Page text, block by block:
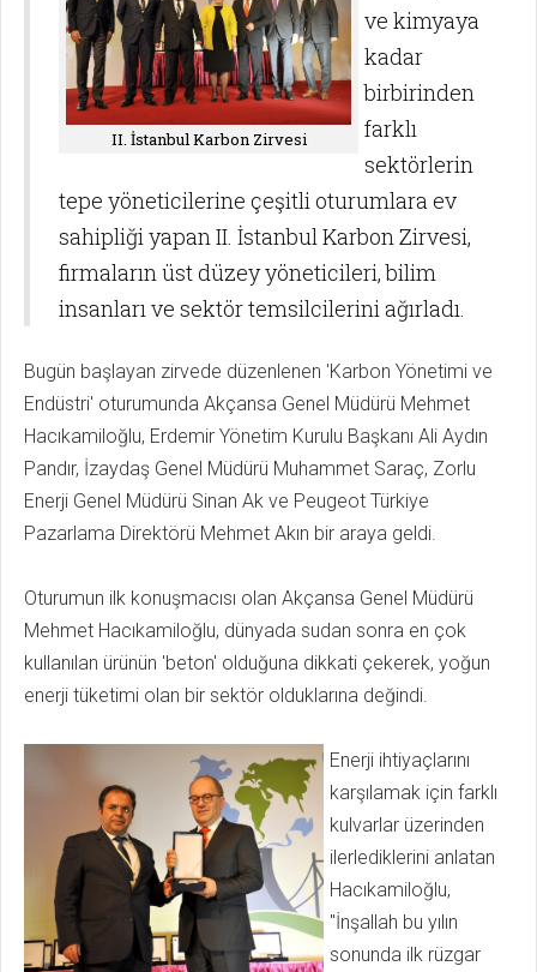
II. İstanbul Karbon Zirvesi
ve kimyaya
kadar
birbirinden
farklı
sektörlerin
tepe yöneticilerine çeşitli oturumlara ev
sahipliği yapan II. İstanbul Karbon Zirvesi,
firmaların üst düzey yöneticileri, bilim
insanları ve sektör temsilcilerini ağırladı.
Bugün başlayan zirvede düzenlenen 'Karbon Yönetimi ve
Endüstri' oturumunda Akçansa Genel Müdürü Mehmet
Hacıkamiloğlu, Erdemir Yönetim Kurulu Başkanı Ali Aydın
Pandır, İzaydaş Genel Müdürü Muhammet Saraç, Zorlu
Enerji Genel Müdürü Sinan Ak ve Peugeot Türkiye
Pazarlama Direktörü Mehmet Akın bir araya geldi.
Oturumun ilk konuşmacısı olan Akçansa Genel Müdürü
Mehmet Hacıkamiloğlu, dünyada sudan sonra en çok
kullanılan ürünün 'beton' olduğuna dikkati çekerek, yoğun
enerji tüketimi olan bir sektör olduklarına değindi.
Enerji ihtiyaçlarını
karşılamak için farklı
kulvarlar üzerinden
ilerlediklerini anlatan
Hacıkamiloğlu,
"İnşallah bu yılın
sonunda ilk rüzgar